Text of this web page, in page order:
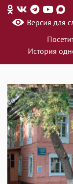
Версия для
История